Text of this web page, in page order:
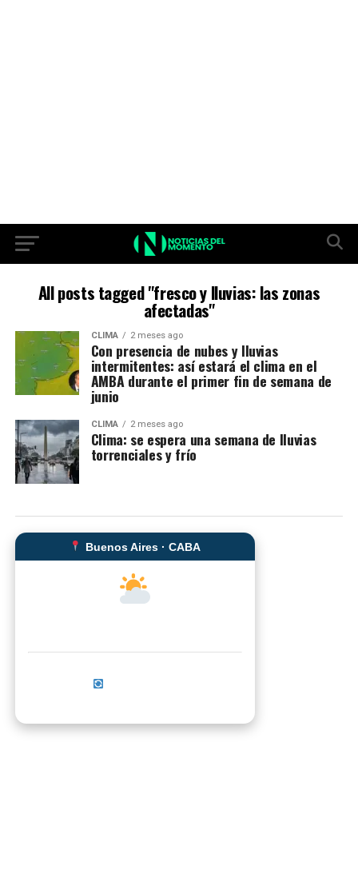
All posts tagged "fresco y lluvias: las zonas
afectadas"
CLIMA 2 meses ago
Con presencia de nubes y lluvias
intermitentes: así estará el clima en el
AMBA durante el primer fin de semana de
junio
CLIMA 2 meses ago
Clima: se espera una semana de lluvias
torrenciales y frío
Buenos Aires · CABA